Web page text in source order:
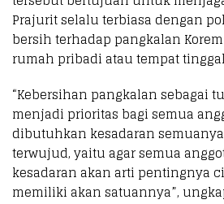
Prajurit selalu terbiasa dengan
bersih terhadap pangkalan
rumah pribadi atau tempat
“Kebersihan pangkalan sebagai
menjadi prioritas bagi semua
dibutuhkan kesadaran
terwujud, yaitu agar semua
kesadaran akan arti pentingnya
memiliki akan satuannya”,